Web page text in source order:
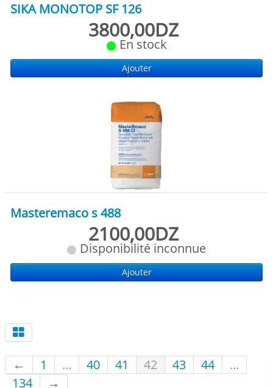
SIKA MONOTOP SF 126
3800,00DZ
En stock
Ajouter
Masteremaco s 488
2100,00DZ
Disponibilité inconnue
Ajouter
← 1 ... 40 41 42 43 44
...
134
→